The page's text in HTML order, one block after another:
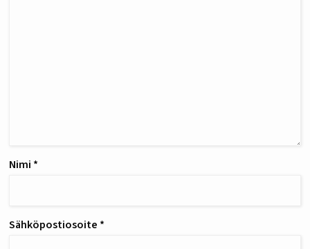
Nimi *
Sähköpostiosoite *